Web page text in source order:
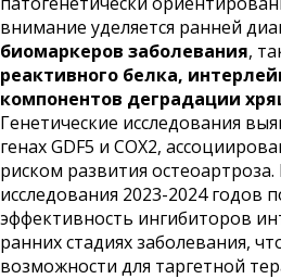
внимание уделяется ранней
биомаркеров заболевания,
реактивного белка,
компонентов деградации
Генетические исследования
генах GDF5 и COX2,
риском развития
исследования 2023-2024 годов
эффективность ингибиторов
ранних стадиях заболевания,
возможности для таргетной